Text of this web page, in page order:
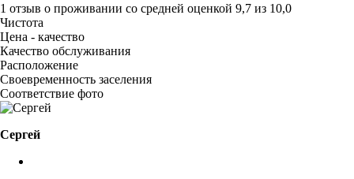
1 отзыв о проживании со средней оценкой 9,7 из 10,0
Чистота
Цена - качество
Качество обслуживания
Расположение
Своевременность заселения
Соответствие фото
Сергей